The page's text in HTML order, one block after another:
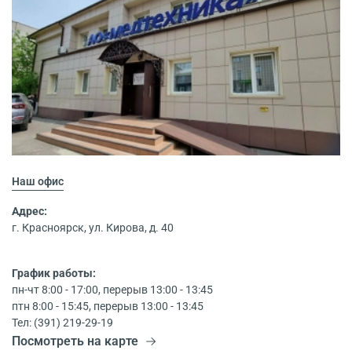
Наш офис
Адрес:
г. Красноярск, ул. Кирова, д. 40
График работы:
пн-чт 8:00 - 17:00, перерыв 13:00 - 13:45
птн 8:00 - 15:45, перерыв 13:00 - 13:45
Тел: (391) 219-29-19
Посмотреть на карте